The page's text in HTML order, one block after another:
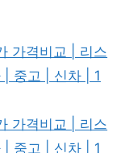
가격비교 | 리스
| 중고 | 신차 | 1
가격비교 | 리스
| 중고 | 신차 | 1